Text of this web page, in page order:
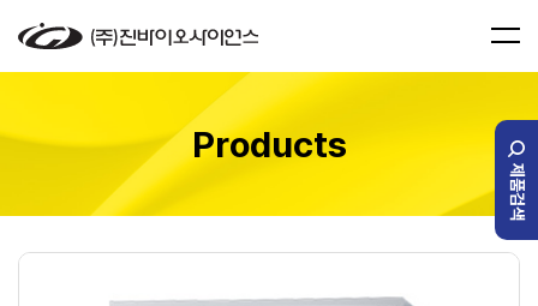
제품검색
Products